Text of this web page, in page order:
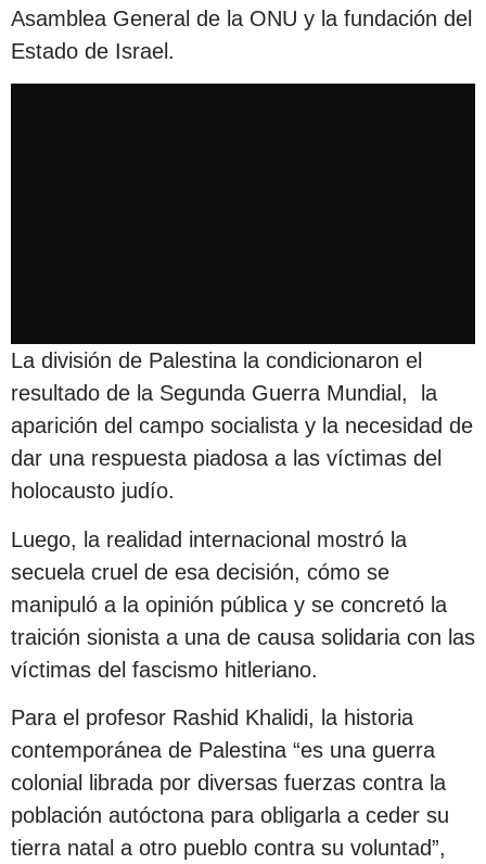
Asamblea General de la ONU y la fundación del
Estado de Israel.
La división de Palestina la condicionaron el
resultado de la Segunda Guerra Mundial, la
aparición del campo socialista y la necesidad de
dar una respuesta piadosa a las víctimas del
holocausto judío.
Luego, la realidad internacional mostró la
secuela cruel de esa decisión, cómo se
manipuló a la opinión pública y se concretó la
traición sionista a una de causa solidaria con las
víctimas del fascismo hitleriano.
Para el profesor Rashid Khalidi, la historia
contemporánea de Palestina “es una guerra
colonial librada por diversas fuerzas contra la
población autóctona para obligarla a ceder su
tierra natal a otro pueblo contra su voluntad”,